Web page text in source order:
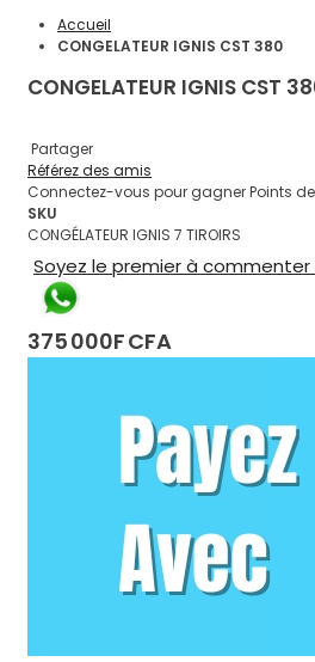
Accueil
CONGELATEUR IGNIS CST 380
CONGELATEUR IGNIS CST
Partager
Référez des amis
Connectez-vous pour gagner Points
SKU
CONGÉLATEUR IGNIS 7 TIROIRS
Soyez le premier à
375 000F CFA